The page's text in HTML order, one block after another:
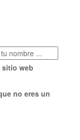
sitio web
no eres un